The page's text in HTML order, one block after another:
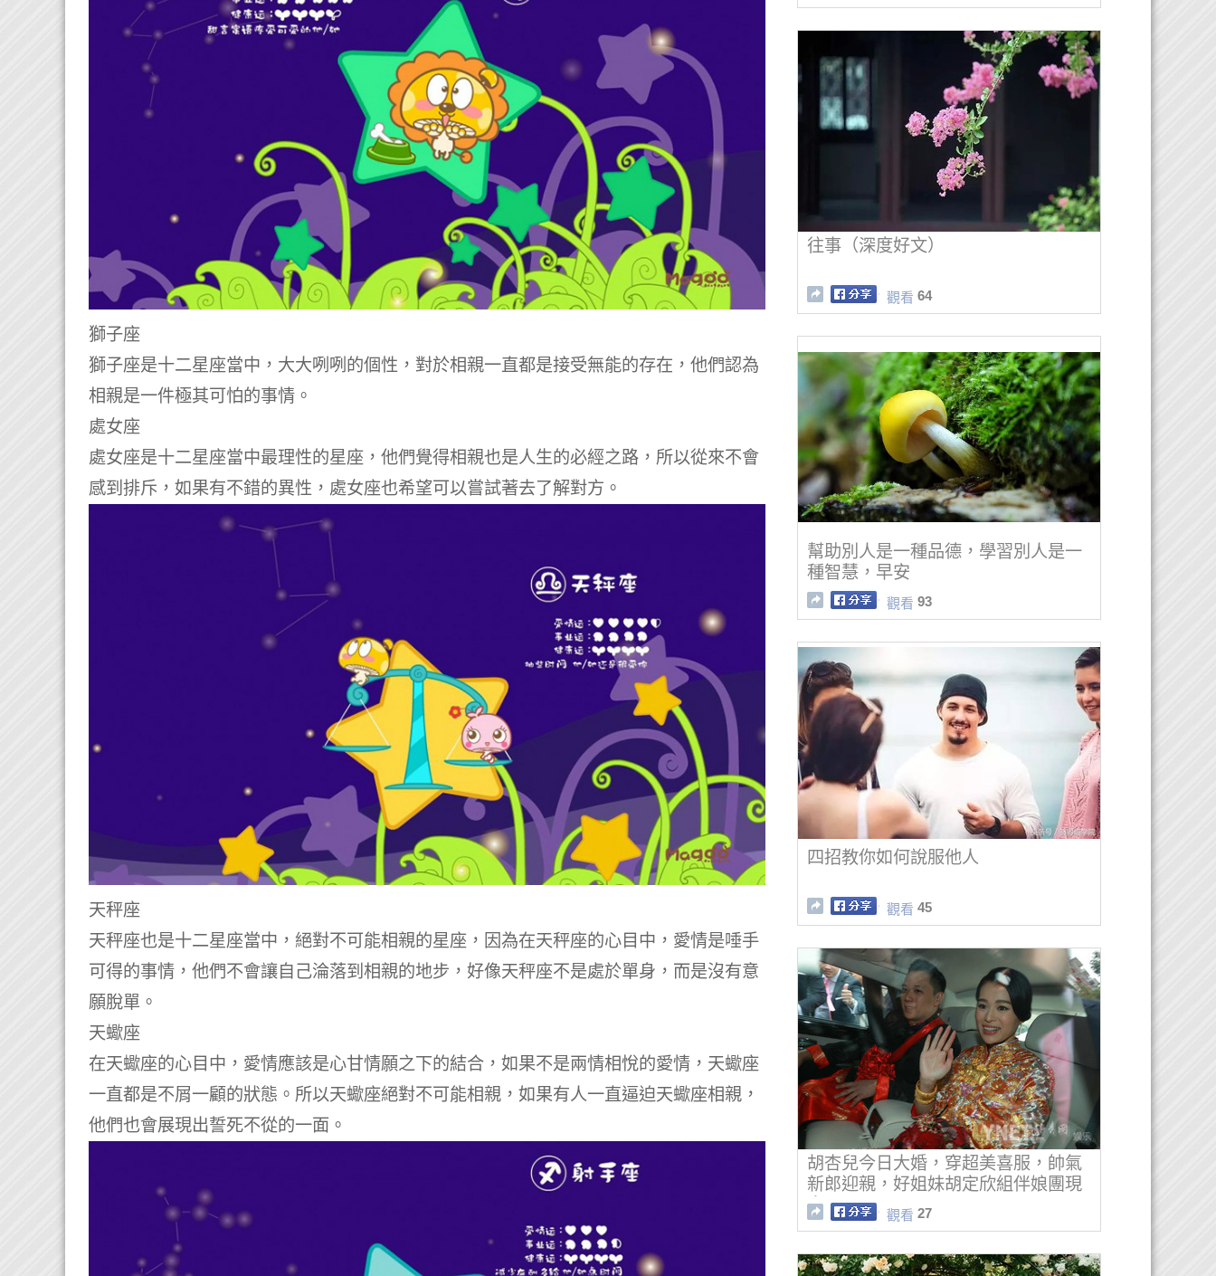
獅子座
獅子座是十二星座當中，大大咧咧的個性，對於相親一直都是接受無能的存在，他們認為
相親是一件極其可怕的事情。
處女座
處女座是十二星座當中最理性的星座，他們覺得相親也是人生的必經之路，所以從來不會
感到排斥，如果有不錯的異性，處女座也希望可以嘗試著去了解對方。
天秤座
天秤座也是十二星座當中，絕對不可能相親的星座，因為在天秤座的心目中，愛情是唾手
可得的事情，他們不會讓自己淪落到相親的地步，好像天秤座不是處於單身，而是沒有意
願脫單。
天蠍座
在天蠍座的心目中，愛情應該是心甘情願之下的結合，如果不是兩情相悅的愛情，天蠍座
一直都是不屑一顧的狀態。 所以天蠍座絕對不可能相親，如果有人一直逼迫天蠍座相親，
他們也會展現出誓死不從的一面。
往事（深度好文）
觀看 64
幫助別人是一種品德，學習別人是一
種智慧，早安
觀看 93
四招教你如何說服他人
觀看 45
胡杏兒今日大婚，穿超美喜服，帥氣
新郎迎親，好姐妹胡定欣組伴娘團現
身······
觀看 27